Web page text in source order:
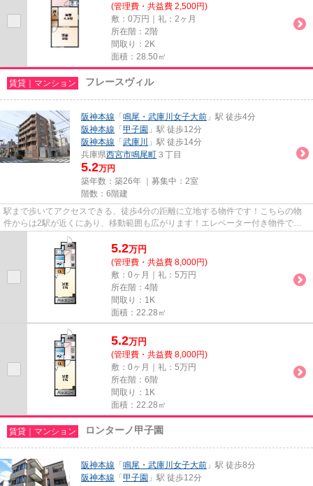
(管理費・共益費 2,500円)
敷：0万円｜礼：2ヶ月
所在階：2階
間取り：2K
面積：28.50㎡
賃貸｜マンション フレースヴィル
阪神本線 「 鳴尾・武庫川女子大前 」駅 徒歩4分
阪神本線 「 甲子園 」駅 徒歩12分
阪神本線 「 武庫川
」駅 徒歩14分
兵庫県西宮市鳴尾町 ３丁目
5.2万円
築年数：築26年 ｜募集中： 2室
階数：6階建
駅まで歩いてアクセスできる、徒歩4分の距離に立地する物件です！こちらの物
件からは2駅が近くにあり、移動範囲も広がります！エレベーター付き物件で
す！設備が充実したマンションタ...
5.2万円
(管理費・共益費 8,000円)
敷：0ヶ月｜礼：5万円
所在階：4階
間取り：1K
面積：22.28㎡
5.2万円
(管理費・共益費 8,000円)
敷：0ヶ月｜礼：5万円
所在階：6階
間取り：1K
面積：22.28㎡
賃貸｜マンション ロンターノ甲子園
阪神本線 「 鳴尾・武庫川女子大前 」駅 徒歩8分
阪神本線 「 甲子園 」駅 徒歩12分